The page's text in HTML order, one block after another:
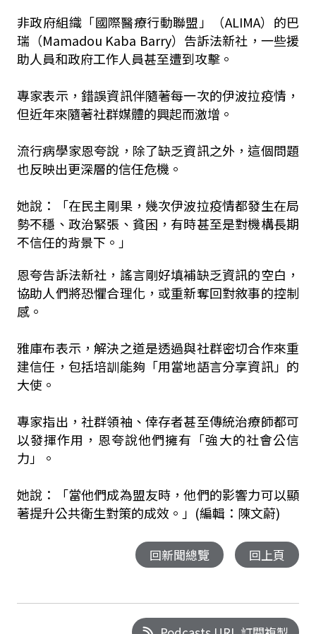
非政府組織「國際醫療行動聯盟」（ALIMA）的巴
瑞（Mamadou Kaba Barry）告訴法新社，一些援
助人員和政府工作人員甚至遭到攻擊。
專家表示，錯誤資訊伴隨著每一次的伊波拉疫情，
但近年來隨著社群媒體的興起而激增。
流行病學家恩夸說，除了缺乏資訊之外，這個問題
也反映出更深層的信任危機。
她說：「在民主剛果，幾次伊波拉疫情都發生在局
勢不穩、政治緊張、貧困，有時甚至是對機構長期
不信任的背景下。」
恩夸告訴法新社，謠言剛好填補缺乏資訊的空白，
協助人們將恐懼合理化，或重新奪回對敘事的控制
感。
雅庫布表示，解決之道是透過與社群密切合作來重
建信任，包括培訓能夠「用當地語言分享資訊」的
大使。
專家指出，社群領袖、倖存者甚至傳統治療師都可
以發揮作用，恩夸說他們擁有「強大的社會公信
力」。
她說：「當他們成為盟友時，他們的影響力可以顯
著提升公共衛生對策的成效。」(編輯：陳文蔚)
回新聞總覽 回上頁